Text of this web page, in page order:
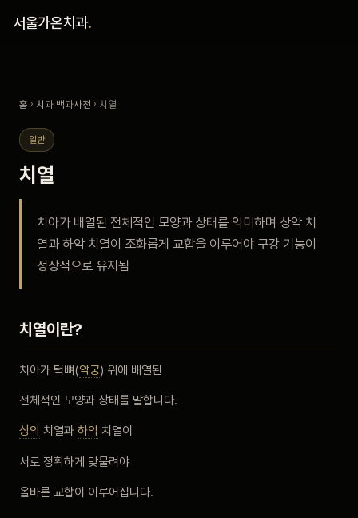
서울가온치과.
진료 안내
안내
비포 애프터
공지사항
치과 백과사전
홈 › 치과 백과사전 › 치열
일반
치열
치아가 배열된 전체적인 모양과 상태를 의미하며 상악 치
열과 하악 치열이 조화롭게 교합을 이루어야 구강 기능이
정상적으로 유지됨
치열이란?
치아가 턱뼈(악궁) 위에 배열된
전체적인 모양과 상태를 말합니다.
상악 치열과 하악 치열이
서로 정확하게 맞물려야
올바른 교합이 이루어집니다.